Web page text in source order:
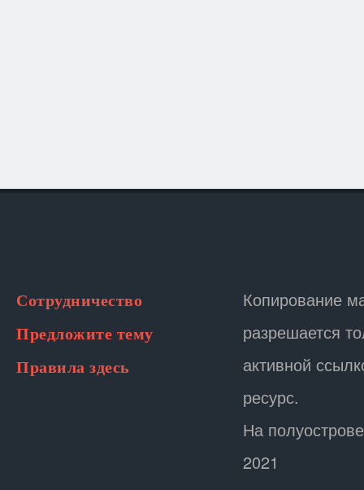
Сотрудничество
Предложите тему
Правила здесь
Копирование
разрешается
активной
ресурс.
На
2021